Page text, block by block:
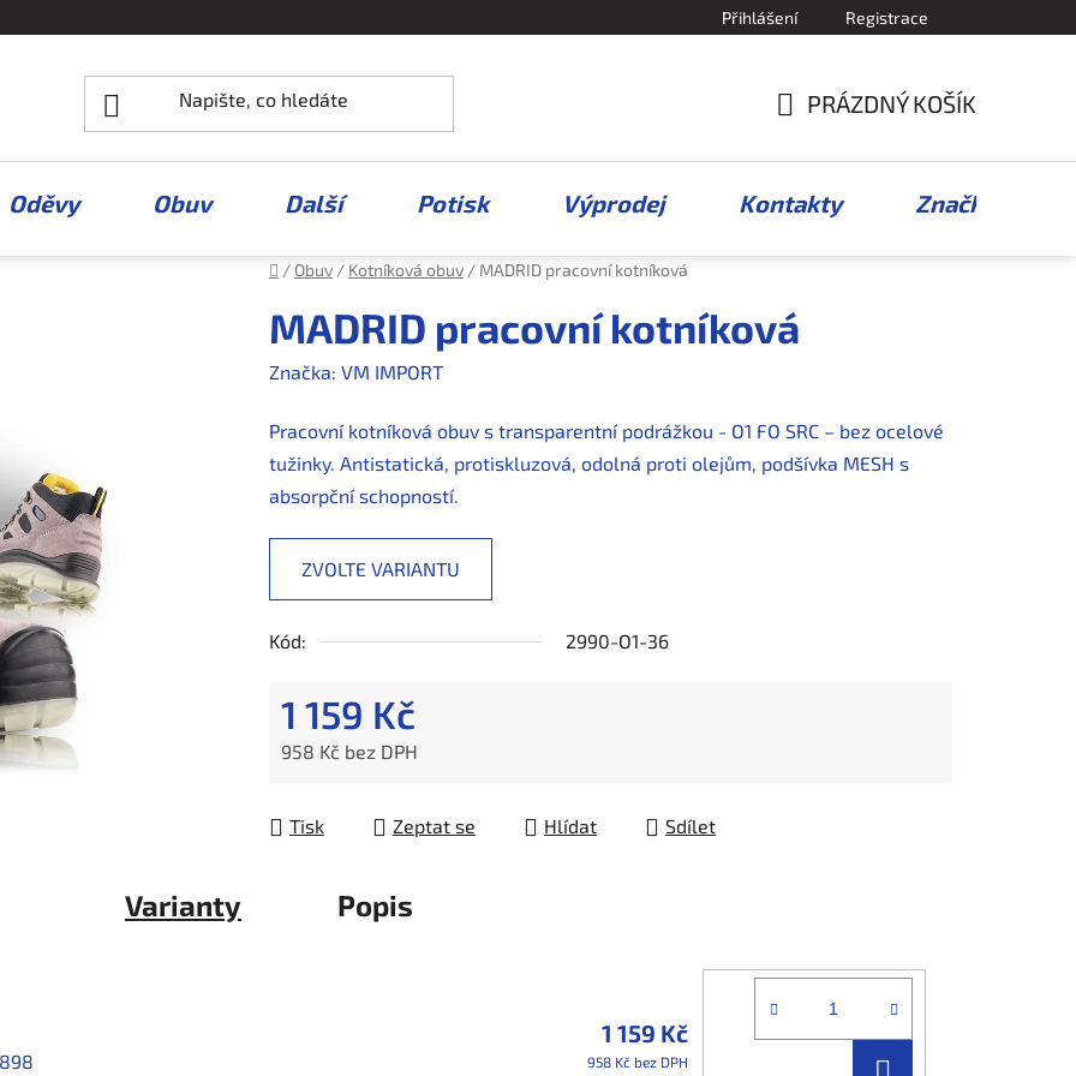
Přihlášení Registrace
KOŠÍK
PRÁZDNÝ KOŠÍK
Oděvy Obuv Další Potisk Výprodej Kontakty Značky
Domů
/ Obuv / Kotníková obuv / MADRID pracovní kotníková
MADRID pracovní kotníková
Značka: VM IMPORT
Pracovní kotníková obuv s transparentní podrážkou - O1 FO SRC – bez ocelové
tužinky. Antistatická, protiskluzová, odolná proti olejům, podšívka MESH s
absorpční schopností.
ZVOLTE VARIANTU
Kód: 2990-O1-36
1 159 Kč
958 Kč bez DPH
Tisk
Zeptat se Hlídat Sdílet
Varianty Popis
1 159 Kč
958 Kč bez DPH